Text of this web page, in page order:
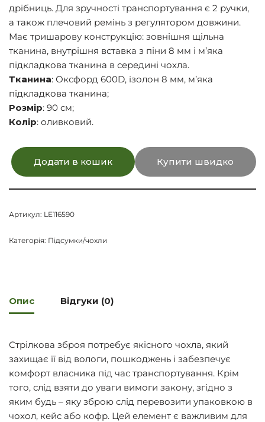
дрібниць. Для зручності транспортування є 2 ручки,
а також плечовий ремінь з регулятором довжини.
Має тришарову конструкцію: зовнішня щільна
тканина, внутрішня вставка з піни 8 мм і м’яка
підкладкова тканина в середині чохла.
Тканина: Оксфорд 600D, ізолон 8 мм, м’яка
підкладкова тканина;
Розмір: 90 см;
Колір: оливковий.
Додати в кошик Купити швидко
Артикул: LE116590
Категорія: Підсумки/чохли
Опис Відгуки (0)
Стрілкова зброя потребує якісного чохла, який
захищає її від вологи, пошкоджень і забезпечує
комфорт власника під час транспортування. Крім
того, слід взяти до уваги вимоги закону, згідно з
яким будь – яку зброю слід перевозити упаковкою в
чохол, кейс або кофр. Цей елемент є важливим для